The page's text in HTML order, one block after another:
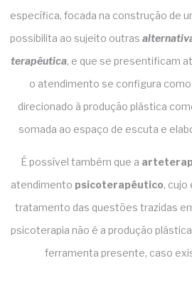
específica, focada na construção de
possibilita ao sujeito outras
terapêutica, e que se presentificam
o atendimento se configura
direcionado à produção plástica
somada ao espaço de escuta e
É possível também que a
atendimento psicoterapêutico, cujo
tratamento das questões trazidas
psicoterapia não é a produção
ferramenta presente, caso